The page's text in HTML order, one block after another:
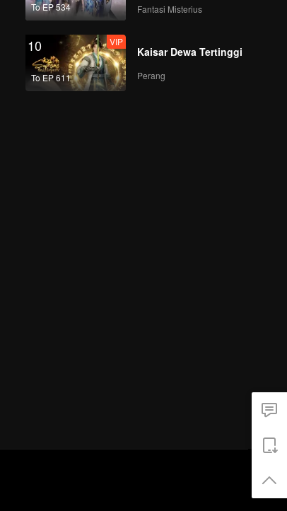
To EP 534 Fantasi Misterius
10
To EP 611
VIP
Kaisar Dewa Tertinggi
Perang